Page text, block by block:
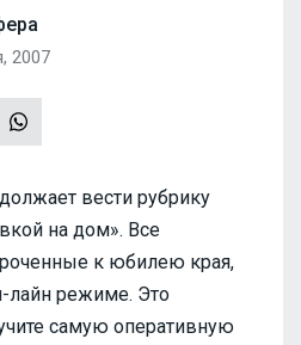
2007
вести рубрику
на дом». Все
к юбилею края,
режиме. Это
самую оперативную